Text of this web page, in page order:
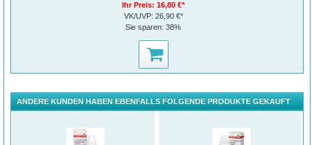
Ihr Preis:16,80 €*
VK/UVP: 26,90 €*
Sie sparen:38%
ANDERE KUNDEN HABEN EBENFALLS FOLGENDE PRODUKTE GEKAUFT